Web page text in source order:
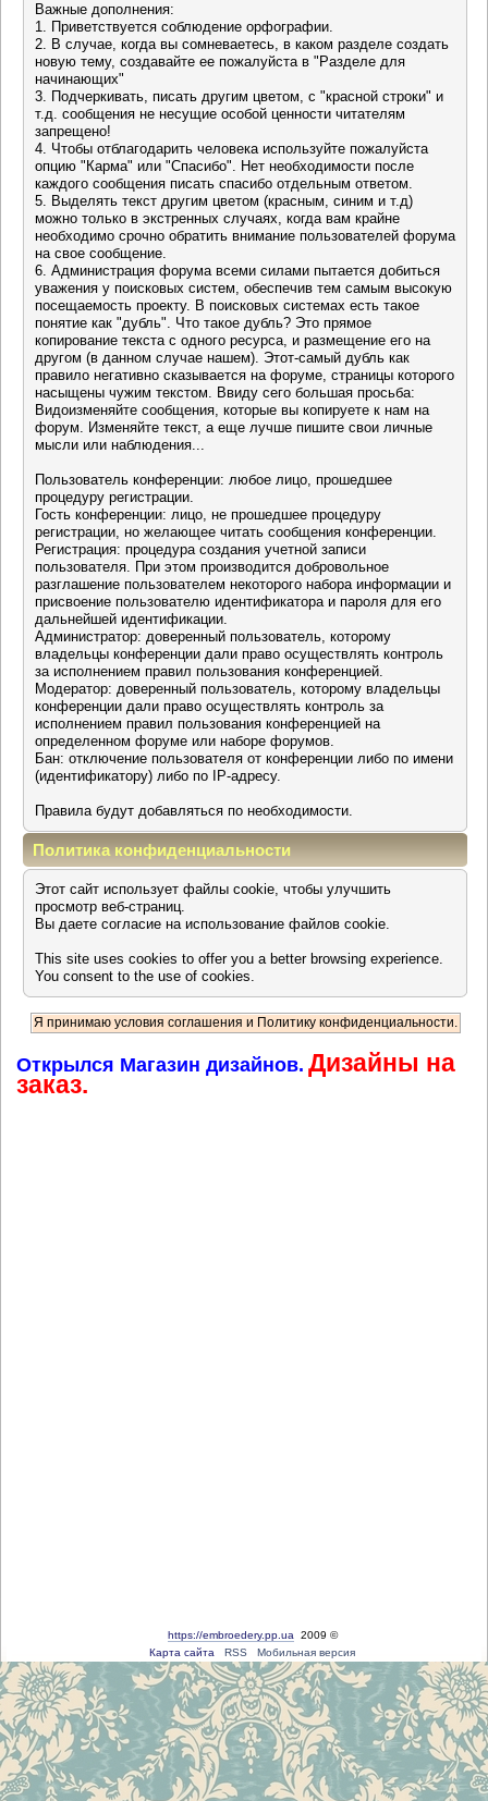
Важные дополнения:
1. Приветствуется соблюдение орфографии.
2. В случае, когда вы сомневаетесь, в каком разделе создать
новую тему, создавайте ее пожалуйста в "Разделе для
начинающих"
3. Подчеркивать, писать другим цветом, с "красной строки" и
т.д. сообщения не несущие особой ценности читателям
запрещено!
4. Чтобы отблагодарить человека используйте пожалуйста
опцию "Карма" или "Спасибо". Нет необходимости после
каждого сообщения писать спасибо отдельным ответом.
5. Выделять текст другим цветом (красным, синим и т.д)
можно только в экстренных случаях, когда вам крайне
необходимо срочно обратить внимание пользователей форума
на свое сообщение.
6. Администрация форума всеми силами пытается добиться
уважения у поисковых систем, обеспечив тем самым высокую
посещаемость проекту. В поисковых системах есть такое
понятие как "дубль". Что такое дубль? Это прямое
копирование текста с одного ресурса, и размещение его на
другом (в данном случае нашем). Этот-самый дубль как
правило негативно сказывается на форуме, страницы которого
насыщены чужим текстом. Ввиду сего большая просьба:
Видоизменяйте сообщения, которые вы копируете к нам на
форум. Изменяйте текст, а еще лучше пишите свои личные
мысли или наблюдения...
Пользователь конференции: любое лицо, прошедшее
процедуру регистрации.
Гость конференции: лицо, не прошедшее процедуру
регистрации, но желающее читать сообщения конференции.
Регистрация: процедура создания учетной записи
пользователя. При этом производится добровольное
разглашение пользователем некоторого набора информации и
присвоение пользователю идентификатора и пароля для его
дальнейшей идентификации.
Администратор: доверенный пользователь, которому
владельцы конференции дали право осуществлять контроль
за исполнением правил пользования конференцией.
Модератор: доверенный пользователь, которому владельцы
конференции дали право осуществлять контроль за
исполнением правил пользования конференцией на
определенном форуме или наборе форумов.
Бан: отключение пользователя от конференции либо по имени
(идентификатору) либо по IP-адресу.
Правила будут добавляться по необходимости.
Политика конфиденциальности
Этот сайт использует файлы cookie, чтобы улучшить
просмотр веб-страниц.
Вы даете согласие на использование файлов cookie.
This site uses cookies to offer you a better browsing experience.
You consent to the use of cookies.
Открылся Магазин дизайнов. Дизайны на
заказ.
https://embroedery.pp.ua 2009 ©
Карта сайта
RSS Мобильная версия